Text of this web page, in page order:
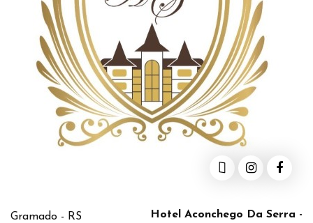
Hotel Aconchego Da Serra -
Gramado - RS